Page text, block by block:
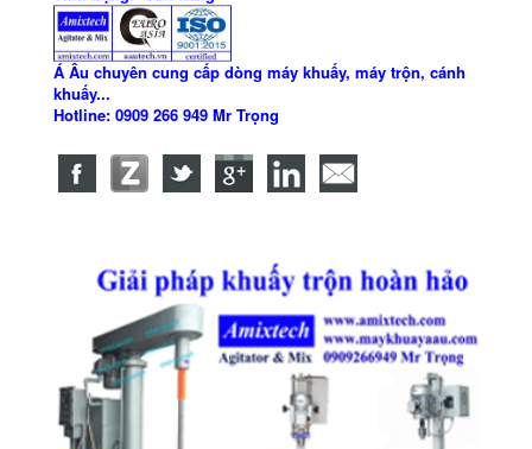
Á Âu chuyên cung cấp dòng máy khuấy, máy trộn, cánh
khuấy...
Hotline: 0909 266 949 Mr Trọng